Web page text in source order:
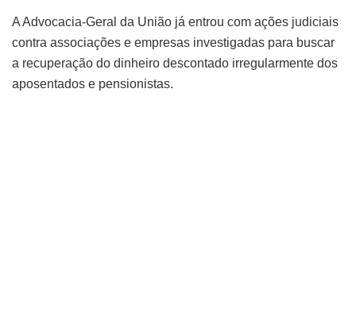
A Advocacia-Geral da União já entrou com ações judiciais
contra associações e empresas investigadas para buscar
a recuperação do dinheiro descontado irregularmente dos
aposentados e pensionistas.